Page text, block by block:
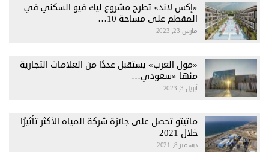
«إكس لاند» تطرح مشروع ليك فيو السكني في
المقطم على مساحة 10…
مارس 23, 2023
«مول العرب» يستقبل عددًا من العلامات التجارية
منها «سعودي…
أبريل 3, 2023
ماتيتو تحصل على جائزة شركة المياه الأكثر تأثيرًا
خلال 2021
ديسمبر 8, 2021